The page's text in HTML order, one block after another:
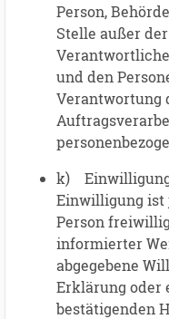
Person,
Stelle außer
und den
Verantwortung
k)
Einwilligung ist
Person
informierter
abgegebene
Erklärung oder
bestätigenden